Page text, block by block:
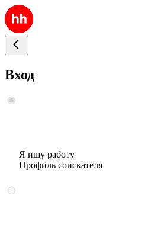
Вход
Я ищу работу
Профиль соискателя